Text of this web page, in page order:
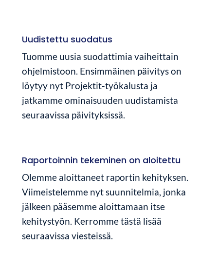
Uudistettu suodatus
Tuomme uusia suodattimia vaiheittain
ohjelmistoon. Ensimmäinen päivitys on
löytyy nyt Projektit-työkalusta ja
jatkamme ominaisuuden uudistamista
seuraavissa päivityksissä.
Raportoinnin tekeminen on aloitettu
Olemme aloittaneet raportin kehityksen.
Viimeistelemme nyt suunnitelmia, jonka
jälkeen pääsemme aloittamaan itse
kehitystyön. Kerromme tästä lisää
seuraavissa viesteissä.